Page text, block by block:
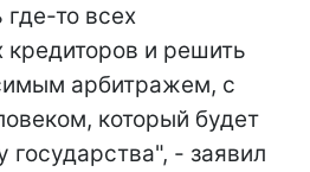
где-то всех
кредиторов и решить
арбитражем, с
который будет
государства", - заявил